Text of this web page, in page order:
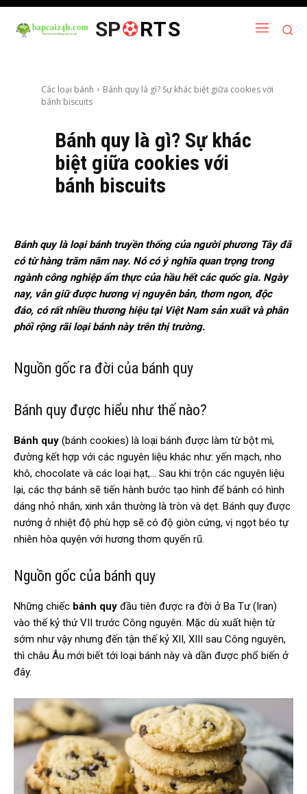
SP RTS
Các loại bánh
Bánh quy là gì? Sự khác biệt giữa cookies với
bánh biscuits
Bánh quy là gì? Sự khác
biệt giữa cookies với
bánh biscuits
Bánh quy là loại bánh truyền thống của người phương Tây đã
có từ hàng trăm năm nay. Nó có ý nghĩa quan trọng trong
ngành công nghiệp ẩm thực của hầu hết các quốc gia. Ngày
nay, vẫn giữ được hương vị nguyên bản, thơm ngon, độc
đáo, có rất nhiều thương hiệu tại Việt Nam sản xuất và phân
phối rộng rãi loại bánh này trên thị trường.
Nguồn gốc ra đời của bánh quy
Bánh quy được hiểu như thế nào?
Bánh quy (bánh cookies) là loại bánh được làm từ bột mì,
đường kết hợp với các nguyên liệu khác như: yến mạch, nho
khô, chocolate và các loại hạt,… Sau khi trộn các nguyên liệu
lại, các thợ bánh sẽ tiến hành bước tạo hình để bánh có hình
dáng nhỏ nhắn, xinh xắn thường là tròn và dẹt. Bánh quy được
nướng ở nhiệt độ phù hợp sẽ có độ giòn cứng, vị ngọt béo tự
nhiên hòa quyện với hương thơm quyến rũ.
Nguồn gốc của bánh quy
Những chiếc bánh quy đầu tiên được ra đời ở Ba Tư (Iran)
vào thế kỷ thứ VII trước Công nguyên. Mặc dù xuất hiện từ
sớm như vậy nhưng đến tận thế kỷ XII, XIII sau Công nguyên,
thì châu Âu mới biết tới loại bánh này và dần được phổ biến ở
đây.